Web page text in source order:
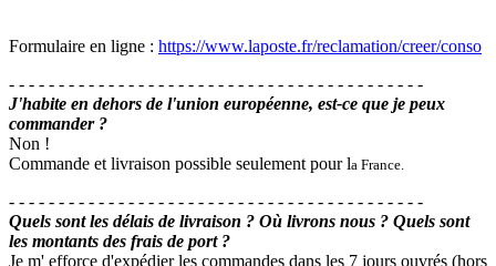
Formulaire en ligne : https://www.laposte.fr/reclamation/creer/conso
- - - - - - - - - - - - - - - - - - - - - - - - - - - - - - - - - - - - - - - - - -
J'habite en dehors de l'union européenne, est-ce que je peux
commander ?
Non !
Commande et livraison possible seulement pour la France.
- - - - - - - - - - - - - - - - - - - - - - - - - - - - - - - - - - - - - - - - - -
Quels sont les délais de livraison ? Où livrons nous ? Quels sont
les montants des frais de port ?
Je m' efforce d'expédier les commandes dans les 7 jours ouvrés (hors